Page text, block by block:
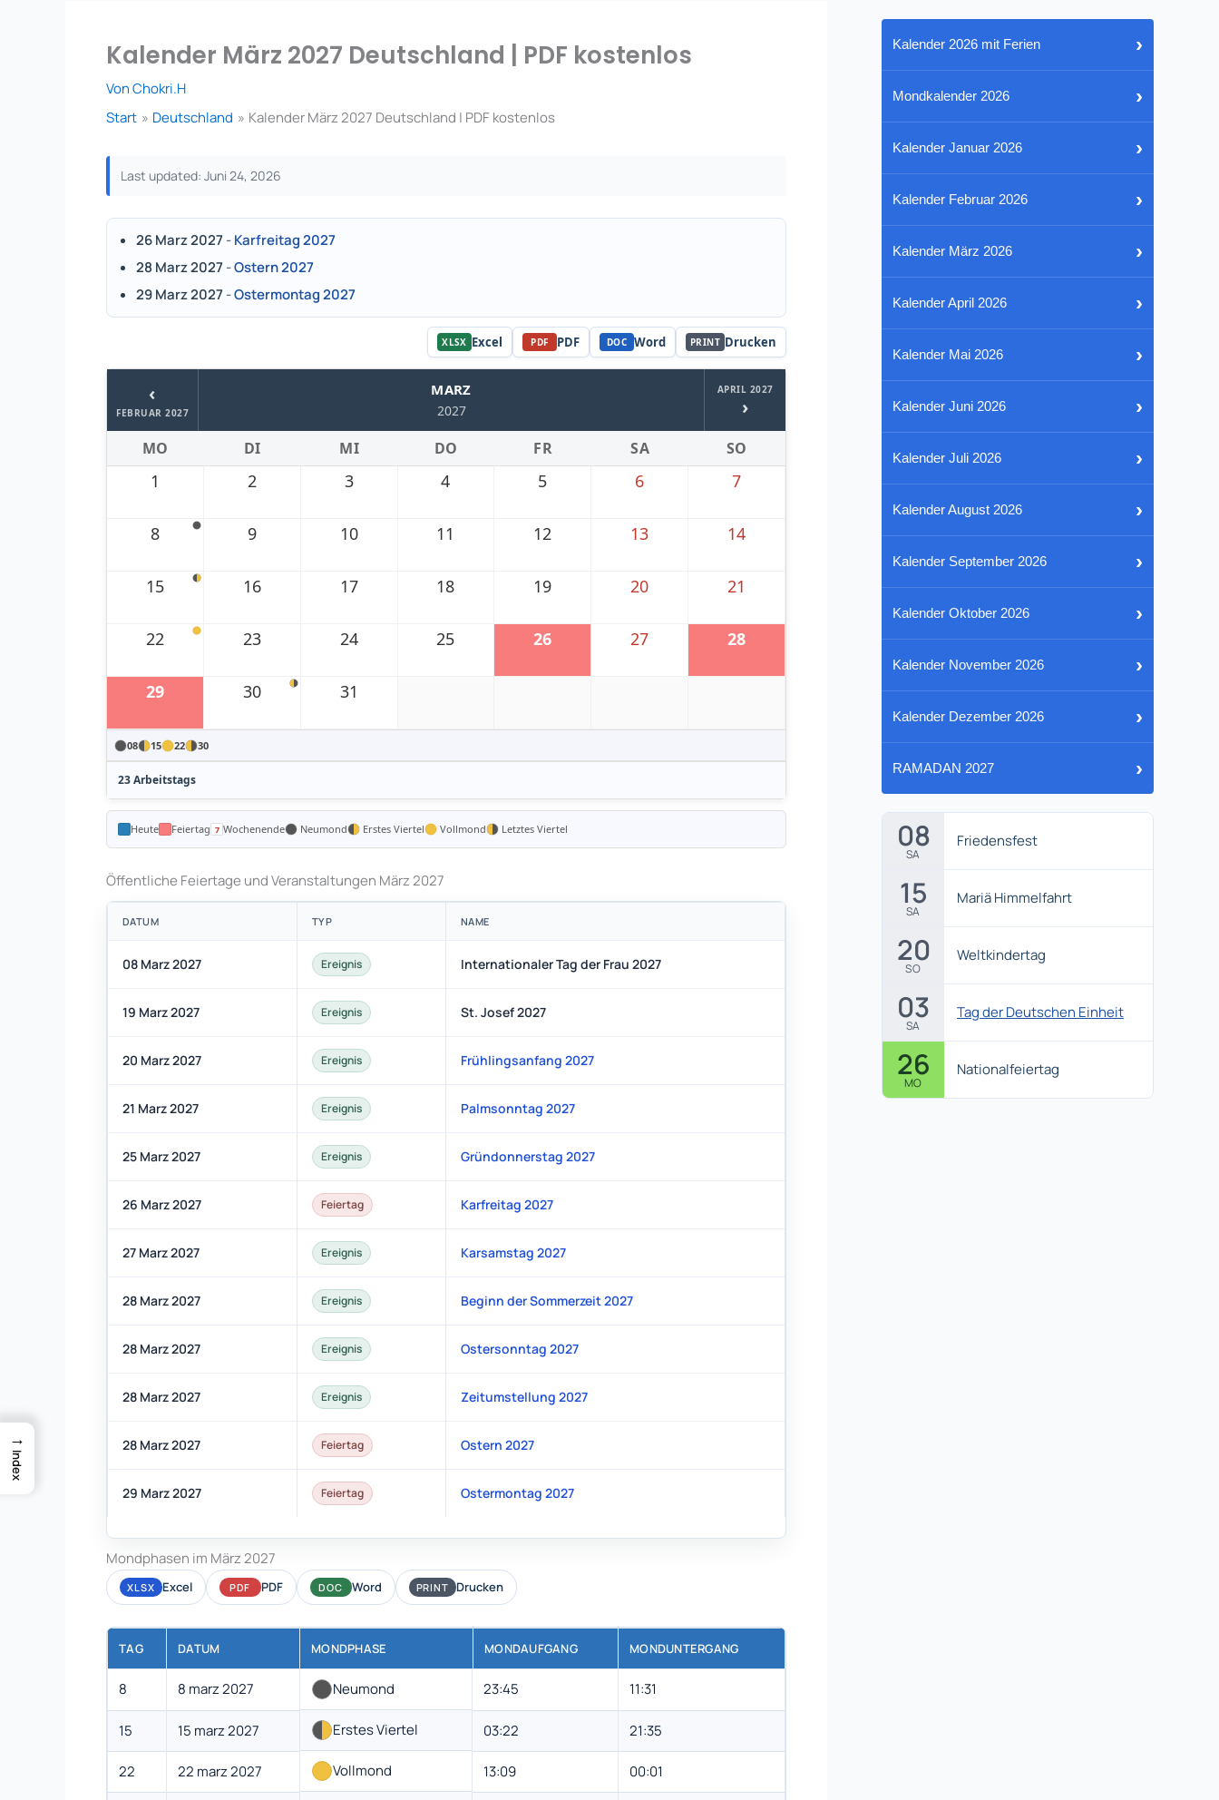
Kalender März 2027 Deutschland | PDF kostenlos
VonChokri.H
Start
Deutschland Kalender März 2027 Deutschland | PDF kostenlos
Last updated: Juni 24, 2026
26 Marz 2027 -Karfreitag 2027
28 Marz 2027 -Ostern 2027
29 Marz 2027 -Ostermontag 2027
XLSX Excel PDF PDF DOC Word PRINT Drucken
‹
FEBRUAR 2027
MARZ
2027
APRIL 2027
›
MO DI MI DO FR SA SO
1 2 3 4 5 6 7
8 9 10 11 12 13 14
15 16 17 18 19 20 21
22 23 24 25 26 27 28
29 30 31
08 15 22 30
23 Arbeitstags
Heute Feiertag Wochenende Neumond Erstes Viertel Vollmond Letztes Viertel
Öffentliche Feiertage und Veranstaltungen März 2027
DATUM TYP NAME
08 Marz 2027 Ereignis Internationaler Tag der Frau 2027
19 Marz 2027 Ereignis St. Josef 2027
20 Marz 2027 Ereignis Frühlingsanfang 2027
21 Marz 2027 Ereignis Palmsonntag 2027
25 Marz 2027 Ereignis Gründonnerstag 2027
26 Marz 2027 Feiertag Karfreitag 2027
27 Marz 2027 Ereignis Karsamstag 2027
28 Marz 2027 Ereignis Beginn der Sommerzeit 2027
28 Marz 2027 Ereignis Ostersonntag 2027
28 Marz 2027 Ereignis Zeitumstellung 2027
28 Marz 2027 Feiertag Ostern 2027
29 Marz 2027 Feiertag Ostermontag 2027
Mondphasen im März 2027
XLSX Excel PDF PDF DOC Word PRINT Drucken
TAG DATUM MONDPHASE MONDAUFGANG MONDUNTERGANG
8 8 marz 2027 Neumond 23:45 11:31
15 15 marz 2027 Erstes Viertel 03:22 21:35
22 22 marz 2027 Vollmond 13:09 00:01
Kalender 2026 mit Ferien ›
Mondkalender 2026 ›
Kalender Januar 2026 ›
Kalender Februar 2026 ›
Kalender März 2026 ›
Kalender April 2026 ›
Kalender Mai 2026 ›
Kalender Juni 2026 ›
Kalender Juli 2026 ›
Kalender August 2026 ›
Kalender September 2026 ›
Kalender Oktober 2026 ›
Kalender November 2026 ›
Kalender Dezember 2026 ›
RAMADAN 2027 ›
08
SA
Friedensfest
15
SA
Mariä Himmelfahrt
20
SO
Weltkindertag
03
SA
Tag der Deutschen Einheit
26
MO
Nationalfeiertag
→
Index